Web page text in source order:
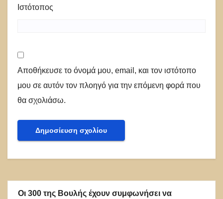
Ιστότοπος
Αποθήκευσε το όνομά μου, email, και τον ιστότοπο
μου σε αυτόν τον πλοηγό για την επόμενη φορά που
θα σχολιάσω.
Οι 300 της Βουλής έχουν συμφωνήσει να